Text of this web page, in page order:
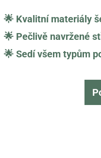
🌟 Kvalitní materiály
🌟 Pečlivě navržené
🌟 Sedí všem typům